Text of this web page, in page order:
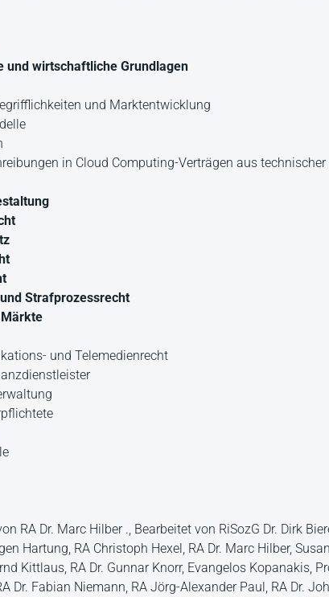
und wirtschaftliche Grundlagen
und Marktentwicklung
in Cloud Computing-Verträgen aus
Strafprozessrecht
und Telemedienrecht
RA Dr. Marc Hilber ., Bearbeitet von RiSozG Dr. Dirk
Hartung, RA Christoph Hexel, RA Dr. Marc Hilber,
Kittlaus, RA Dr. Gunnar Knorr, Evangelos Kopanakis,
Dr. Fabian Niemann, RA Jörg-Alexander Paul, RA Dr.